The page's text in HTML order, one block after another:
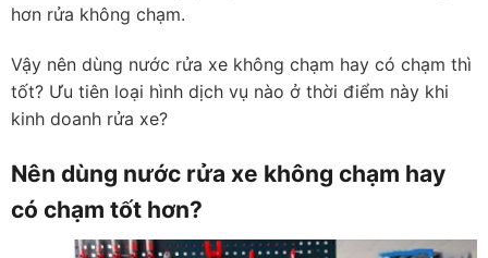
hơn rửa không chạm.
Vậy nên dùng nước rửa xe không chạm hay có chạm thì
tốt? Ưu tiên loại hình dịch vụ nào ở thời điểm này khi
kinh doanh rửa xe?
Nên dùng nước rửa xe không chạm hay
có chạm tốt hơn?